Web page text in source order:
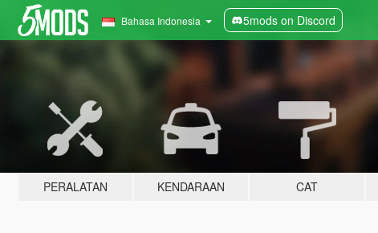
Bahasa Indonesia 5mods on Discord
PERALATAN KENDARAAN CAT